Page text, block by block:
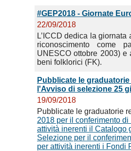
#GEP2018 - Giornate
22/09/2018
L’ICCD dedica la giornata
riconoscimento come
UNESCO ottobre 2003)
beni folklorici (FK).
Pubblicate le
l'Avviso di selezione 25
19/09/2018
Pubblicate le graduatorie
2018 per il conferimento
attività inerenti il
Selezione per il
per attività inerenti i Fondi